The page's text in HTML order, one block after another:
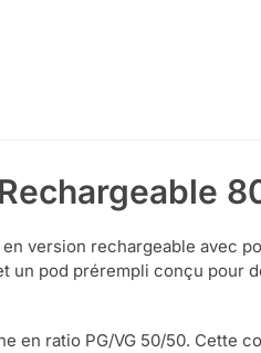
version rechargeable avec
un pod prérempli conçu pour
en ratio PG/VG 50/50. Cette